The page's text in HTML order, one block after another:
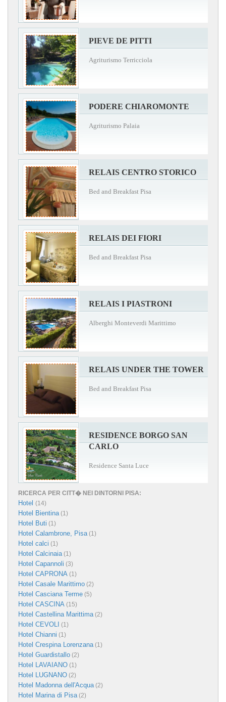
PIEVE DE PITTI
Agriturismo Terricciola
PODERE CHIAROMONTE
Agriturismo Palaia
RELAIS CENTRO STORICO
Bed and Breakfast Pisa
RELAIS DEI FIORI
Bed and Breakfast Pisa
RELAIS I PIASTRONI
Alberghi Monteverdi Marittimo
RELAIS UNDER THE TOWER
Bed and Breakfast Pisa
RESIDENCE BORGO SAN
CARLO
Residence Santa Luce
RICERCA PER CITT� NEI DINTORNI PISA:
Hotel (14)
Hotel Bientina(1)
Hotel Buti (1)
Hotel Calambrone, Pisa(1)
Hotel calci (1)
Hotel Calcinaia(1)
Hotel Capannoli (3)
Hotel CAPRONA (1)
Hotel Casale Marittimo (2)
Hotel Casciana Terme (5)
Hotel CASCINA (15)
Hotel Castellina Marittima(2)
Hotel CEVOLI (1)
Hotel Chianni (1)
Hotel Crespina Lorenzana(1)
Hotel Guardistallo (2)
Hotel LAVAIANO (1)
Hotel LUGNANO (2)
Hotel Madonna dell'Acqua(2)
Hotel Marina di Pisa(2)